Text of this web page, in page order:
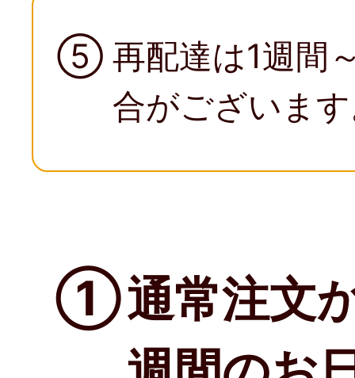
⑤ 再配達は1週間
合がございま
①通常注文